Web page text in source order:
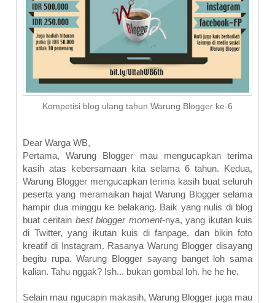
Kompetisi blog ulang tahun Warung Blogger ke-6
Dear Warga WB,
Pertama, Warung Blogger mau mengucapkan terima
kasih atas kebersamaan kita selama 6 tahun. Kedua,
Warung Blogger mengucapkan terima kasih buat seluruh
peserta yang meramaikan hajat Warung Blogger selama
hampir dua minggu ke belakang. Baik yang nulis di blog
buat ceritain best blogger moment-nya, yang ikutan kuis
di Twitter, yang ikutan kuis di fanpage, dan bikin foto
kreatif di Instagram. Rasanya Warung Blogger disayang
begitu rupa. Warung Blogger sayang banget loh sama
kalian. Tahu nggak? Ish... bukan gombal loh. he he he.
Selain mau ngucapin makasih, Warung Blogger juga mau